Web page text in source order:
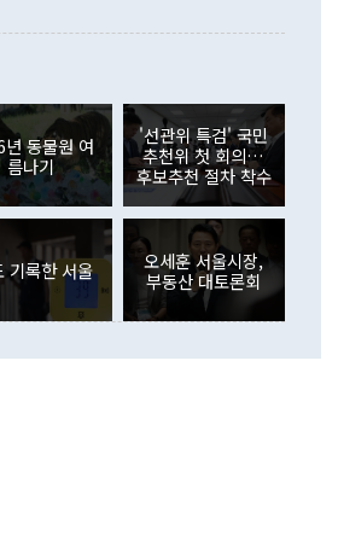
언급한 '4자 회담'에 대해 "이상
'동방경제포럼(EEF)'을 언급하
"고 발언한 데 대해서도 조 장관
기까지 진도가 나가지 않았다"고
과 설명은 정부 내 조율을 거치지
표현 대체와 국호 사용, 9·19 군
관이 결정할 사안이 아니어서 월
정 장관의 업무보고를 듣고 난
아니다"라고 재차 확인했다. 정
대부분 국가안전보장회의(NSC)
인적 생각에 가깝다"며 "안보 관
사안을 추진하겠다고 업무보고를
나서야 한다'고 주장한 것은 심각
에 따른 기저효과로 배당지급이
선 것이다. 직접투자에서는 내국
의 국내투자가 46억3000만달러
국내 주식 매도세가 이어졌다. 외
등의 영향으로 316억1000만달러
역대 최대 순매도 기록을 다시
국채지수(WGBI) 자금 유입에도
든 52억9000만달러를 기록했
심으로 35억6000만달러 증가했
동물원 여
름나기
'선관위 특검' 국민
추천위 첫 회의…
후보추천 절차 착수
기록한 서울
오세훈 서울시장,
부동산 대토론회